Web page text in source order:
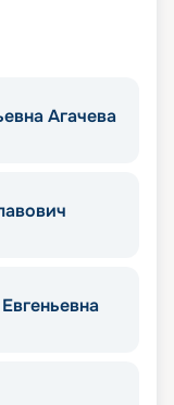
Агачева